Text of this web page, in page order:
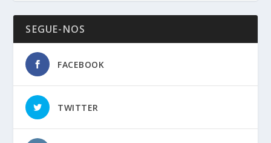
SEGUE-NOS
FACEBOOK
TWITTER